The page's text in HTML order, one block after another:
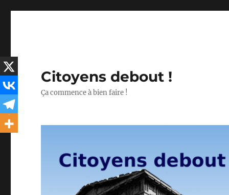
Citoyens debout !
Ça commence à bien faire !